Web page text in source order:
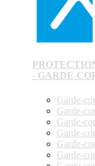
- GARDE-
Garde-
Garde-
Garde-
Garde-
Garde-
Garde-